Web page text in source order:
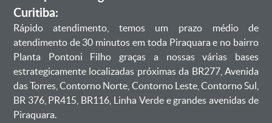
Curitiba:
Rápido atendimento, temos um prazo médio de
atendimento de 30 minutos em toda Piraquara e no bairro
Planta Pontoni Filho graças a nossas várias bases
estrategicamente localizadas próximas da BR277, Avenida
das Torres, Contorno Norte, Contorno Leste, Contorno Sul,
BR 376, PR415, BR116, Linha Verde e grandes avenidas de
Piraquara.